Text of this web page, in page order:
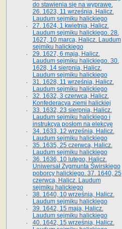
do stawienia się na wyprawę.
26. 1623, 11 września, Halicz.
Laudum sejmiku halickiego
27. 1624, 1 kwietnia, Halicz.
Laudum sejmiku halickiego. 28.
1627, 10 marca, Halicz. Laudum
sejmiku halickiego
29. 1627, 6 maja, Halicz.
Laudum sejmiku halickiego. 30.
1628, 14 sierpnia, Halicz.
Laudum sejmiku halickiego
31. 1628, 11 września, Halicz.
Laudum sejmiku halickiego
32. 1632, 3 czerwca, Halicz.
Konfederacya ziemi halickiej
33. 1632, 23 sierpnia, Halicz.
Laudum sejmiku halickiego i
instrukcya posłom na elekcyę
34. 1633, 12 września, Halicz.
Laudum sejmiku halickiego
35. 1635, 25 czerwca, Halicz.
Laudum sejmiku halickiego
36. 1636, 10 lutego, Halicz.
Uniwersał Zygmunta Świrskiego
poborcy halickiego. 37. 1640, 25
czerwca, Halicz. Laudum
sejmiku halickiego
38. 1640, 10 września, Halicz.
Laudum sejmiku halickiego
39. 1642, 15 maja, Halicz.
Laudum sejmiku halickiego
40. 1642, 15 września, Halicz.